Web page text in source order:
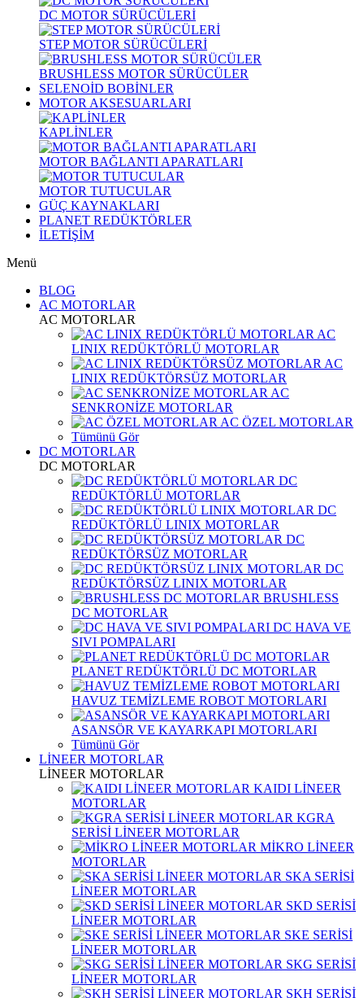
DC MOTOR SÜRÜCÜLERİ
STEP MOTOR SÜRÜCÜLERİ
BRUSHLESS MOTOR SÜRÜCÜLER
SELENOİD BOBİNLER
MOTOR AKSESUARLARI
KAPLİNLER
MOTOR BAĞLANTI APARATLARI
MOTOR TUTUCULAR
GÜÇ KAYNAKLARI
PLANET REDÜKTÖRLER
İLETİŞİM
Menü
BLOG
AC MOTORLAR
AC MOTORLAR
AC
LINIX REDÜKTÖRLÜ MOTORLAR
AC
LINIX REDÜKTÖRSÜZ MOTORLAR
AC
SENKRONİZE MOTORLAR
AC ÖZEL MOTORLAR
Tümünü Gör
DC MOTORLAR
DC MOTORLAR
DC
REDÜKTÖRLÜ MOTORLAR
DC
REDÜKTÖRLÜ LINIX MOTORLAR
DC
REDÜKTÖRSÜZ MOTORLAR
DC
REDÜKTÖRSÜZ LINIX MOTORLAR
BRUSHLESS
DC MOTORLAR
DC HAVA VE
SIVI POMPALARI
PLANET REDÜKTÖRLÜ DC MOTORLAR
HAVUZ TEMİZLEME ROBOT MOTORLARI
ASANSÖR VE KAYARKAPI MOTORLARI
Tümünü Gör
LİNEER MOTORLAR
LİNEER MOTORLAR
KAIDI LİNEER
MOTORLAR
KGRA
SERİSİ LİNEER MOTORLAR
MİKRO LİNEER
MOTORLAR
SKA SERİSİ
LİNEER MOTORLAR
SKD SERİSİ
LİNEER MOTORLAR
SKE SERİSİ
LİNEER MOTORLAR
SKG SERİSİ
LİNEER MOTORLAR
SKH SERİSİ